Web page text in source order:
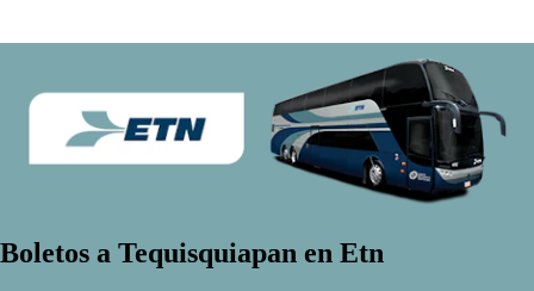
Boletos a Tequisquiapan en Etn